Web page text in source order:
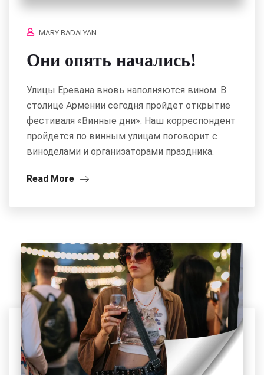
MARY BADALYAN
Они опять начались!
Улицы Еревана вновь наполняются вином. В
столице Армении сегодня пройдет открытие
фестиваля «Винные дни». Наш корреспондент
пройдется по винным улицам поговорит с
виноделами и организаторами праздника.
Read More